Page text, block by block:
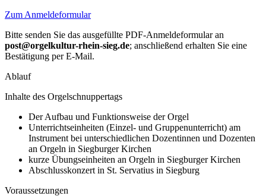
Zum Anmeldeformular
Bitte senden Sie das ausgefüllte PDF-Anmeldeformular an
post@orgelkultur-rhein-sieg.de; anschließend erhalten Sie eine
Bestätigung per E-Mail.
Ablauf
Inhalte des Orgelschnuppertags
Der Aufbau und Funktionsweise der Orgel
Unterrichtseinheiten (Einzel- und Gruppenunterricht) am
Instrument bei unterschiedlichen Dozentinnen und Dozenten
an Orgeln in Siegburger Kirchen
kurze Übungseinheiten an Orgeln in Siegburger Kirchen
Abschlusskonzert in St. Servatius in Siegburg
Voraussetzungen